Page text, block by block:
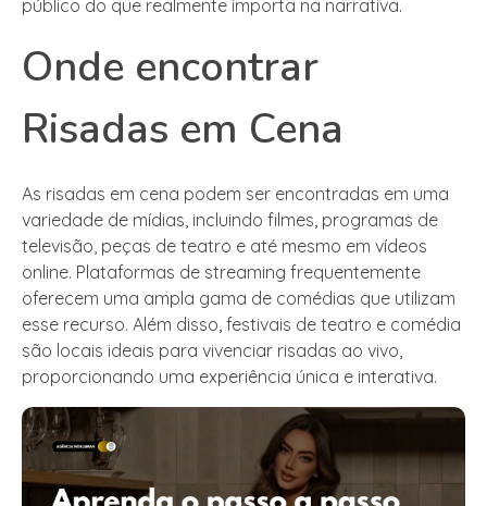
público do que realmente importa na narrativa.
Onde encontrar
Risadas em Cena
As risadas em cena podem ser encontradas em uma
variedade de mídias, incluindo filmes, programas de
televisão, peças de teatro e até mesmo em vídeos
online. Plataformas de streaming frequentemente
oferecem uma ampla gama de comédias que utilizam
esse recurso. Além disso, festivais de teatro e comédia
são locais ideais para vivenciar risadas ao vivo,
proporcionando uma experiência única e interativa.